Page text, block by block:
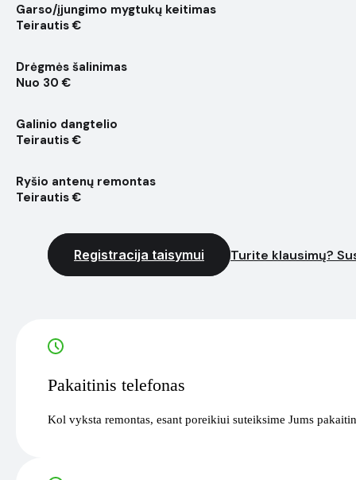
Garso/įjungimo mygtukų keitimas
Teirautis €
Drėgmės šalinimas
Nuo 30 €
Galinio dangtelio
Teirautis €
Ryšio antenų remontas
Teirautis €
Registracija taisymui Turite klausimų?
Pakaitinis telefonas
Kol vyksta remontas, esant poreikiui suteiksime Jums